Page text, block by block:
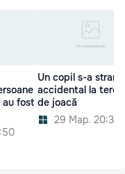
fost
Un copil s-a
accidental la
de joacă
29 Мар. 20:30